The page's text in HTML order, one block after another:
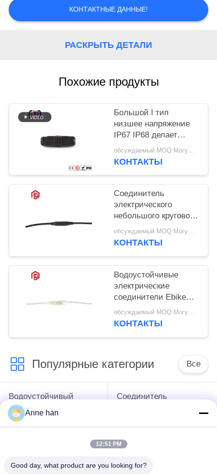
КОНТАКТНЫЕ ДАННЫЕ!
РАСКРЫТЬ ДЕТАЛИ
Похожие продукты
Большой l тип
низшее напряжение
IP67 IP68 делает
соединитель
водостойким 2 Pin 3 4
обсуждаемый MOQ:Могущий быть предметом переговоров
КОНТАКТЫ
Соединитель
электрического
небольшого кругового
низшего напряжения
M6 водоустойчивый
обсуждаемый MOQ:Могущий быть предметом переговоров
КОНТАКТЫ
Водоустойчивые
электрические
соединители Ebike
кабельного
соединителя низшего
обсуждаемый MOQ:Могущий быть предметом переговоров
КОНТАКТЫ
Популярные категории Все
Водоустойчивый
круговой
соединитель
Соединитель
данных
Э27
Anne han
12:51 PM
Good day, what product are you looking for?